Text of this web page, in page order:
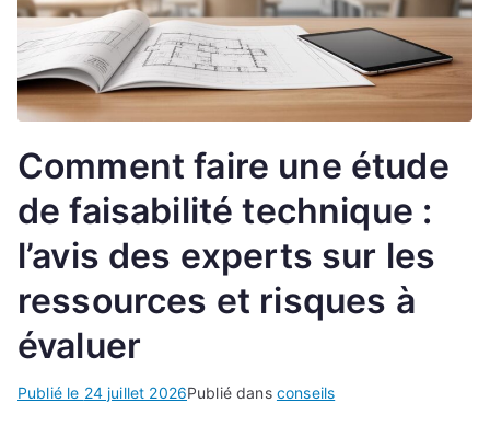
Comment faire une étude
de faisabilité technique :
l’avis des experts sur les
ressources et risques à
évaluer
Publié le 24 juillet 2026Publié dans conseils